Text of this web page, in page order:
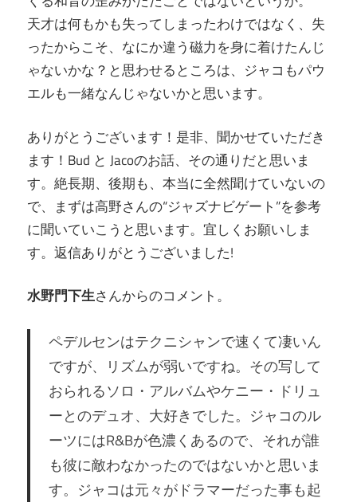
天才は何もかも失ってしまったわけではなく、失
ったからこそ、なにか違う磁力を身に着けたんじ
ゃないかな？と思わせるところは、ジャコもパウ
エルも一緒なんじゃないかと思います。
ありがとうございます！是非、聞かせていただき
ます！Bud と Jacoのお話、その通りだと思いま
す。絶長期、後期も、本当に全然聞けていないの
で、まずは高野さんの“ジャズナビゲート”を参考
に聞いていこうと思います。宜しくお願いしま
す。返信ありがとうございました!
水野門下生さんからのコメント。
ペデルセンはテクニシャンで速くて凄いん
ですが、リズムが弱いですね。その写して
おられるソロ・アルバムやケニー・ドリュ
ーとのデュオ、大好きでした。ジャコのル
ーツにはR&Bが色濃くあるので、それが誰
も彼に敵わなかったのではないかと思いま
す。ジャコは元々がドラマーだった事も起